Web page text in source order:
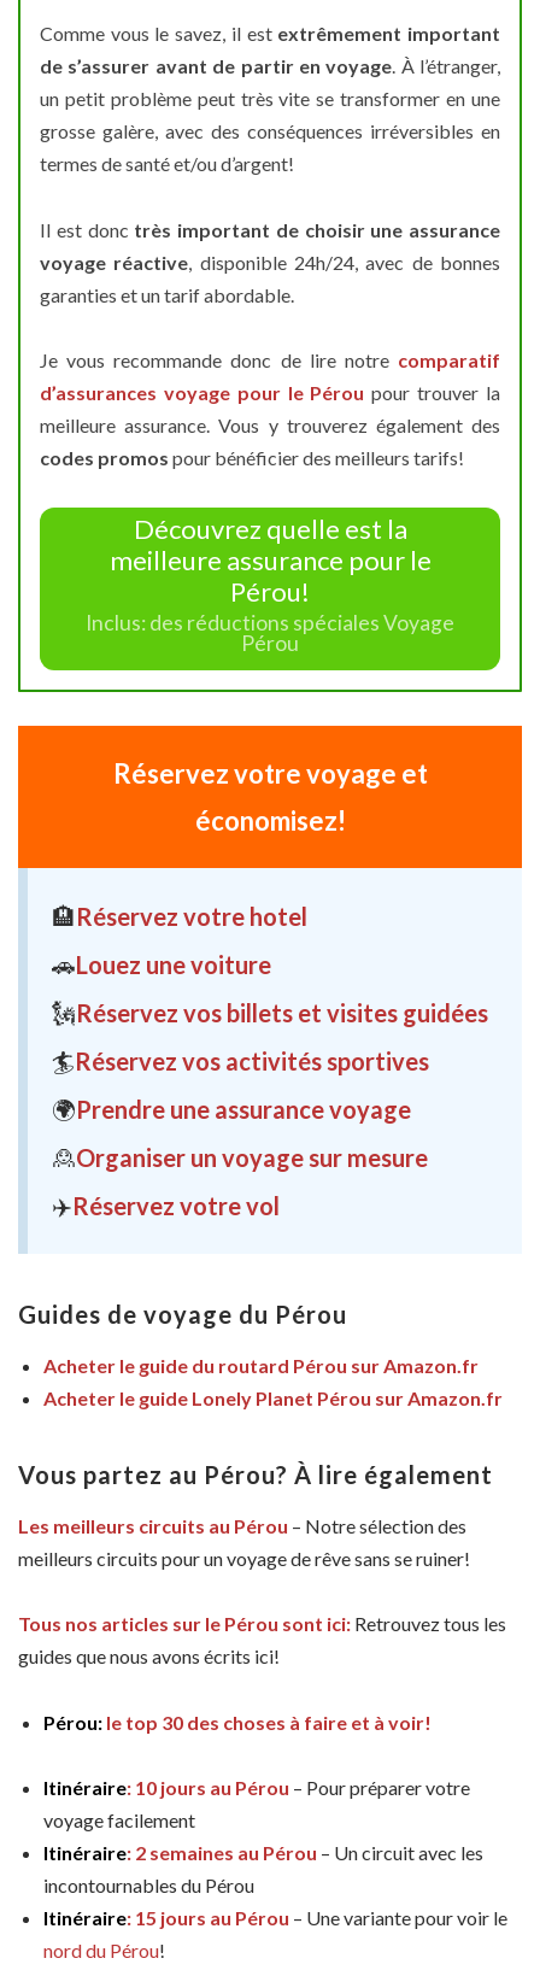
Comme vous le savez, il est extrêmement important
de s’assurer avant de partir en voyage. À l’étranger,
un petit problème peut très vite se transformer en une
grosse galère, avec des conséquences irréversibles en
termes de santé et/ou d’argent!
Il est donc très important de choisir une assurance
voyage réactive, disponible 24h/24, avec de bonnes
garanties et un tarif abordable.
Je vous recommande donc de lire notre comparatif
d’assurances voyage pour le Pérou pour trouver la
meilleure assurance. Vous y trouverez également des
codes promos pour bénéficier des meilleurs tarifs!
Découvrez quelle est la
meilleure assurance pour le
Pérou!
Inclus: des réductions spéciales Voyage
Pérou
Réservez votre voyage et
économisez!
🏨Réservez votre hotel
🚗Louez une voiture
🗽Réservez vos billets et visites guidées
🏄Réservez vos activités sportives
🌍Prendre une assurance voyage
🙎Organiser un voyage sur mesure
✈️Réservez votre vol
Guides de voyage du Pérou
Acheter le guide du routard Pérou sur Amazon.fr
Acheter le guide Lonely Planet Pérou sur Amazon.fr
Vous partez au Pérou? À lire également
Les meilleurs circuits au Pérou – Notre sélection des
meilleurs circuits pour un voyage de rêve sans se ruiner!
Tous nos articles sur le Pérou sont ici: Retrouvez tous les
guides que nous avons écrits ici!
Pérou: le top 30 des choses à faire et à voir!
Itinéraire: 10 jours au Pérou – Pour préparer votre
voyage facilement
Itinéraire: 2 semaines au Pérou – Un circuit avec les
incontournables du Pérou
Itinéraire: 15 jours au Pérou – Une variante pour voir le
nord du Pérou!